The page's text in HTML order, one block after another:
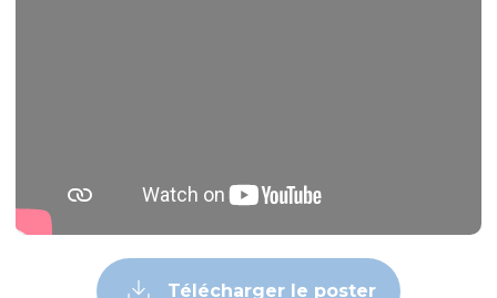
Télécharger le poster